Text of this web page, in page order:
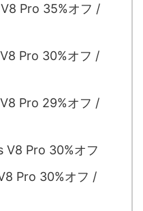
Pro 35%オフ /
Pro 30%オフ /
Pro 29%オフ /
V8 Pro 30%オフ
Pro 30%オフ /